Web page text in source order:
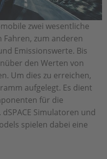
zwei wesentliche
Fahren, zum anderen
Emissionswerte. Bis
den Werten von
Um dies zu erreichen,
aufgelegt. Es dient
für die
Simulatoren und
spielen dabei eine